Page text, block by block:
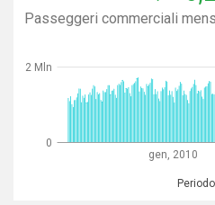
Passeggeri commerciali
gen, 2010
0
2 Mln